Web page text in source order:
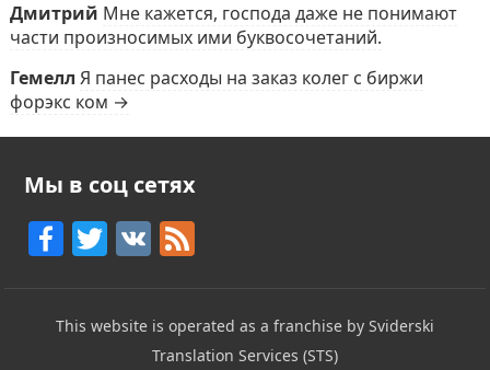
Дмитрий Мне кажется, господа даже не понимают
части произносимых ими буквосочетаний.
Гемелл Я панес расходы на заказ колег с биржи
форэкс ком →
Мы в соц сетях
F
c
e
T
itt
er
V F
e
d
This website is operated as a franchise by Sviderski
Translation Services (STS)